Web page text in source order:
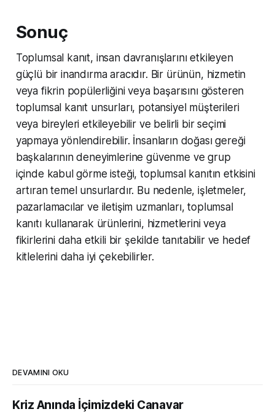
Sonuç
Toplumsal kanıt, insan davranışlarını etkileyen
güçlü bir inandırma aracıdır. Bir ürünün, hizmetin
veya fikrin popülerliğini veya başarısını gösteren
toplumsal kanıt unsurları, potansiyel müşterileri
veya bireyleri etkileyebilir ve belirli bir seçimi
yapmaya yönlendirebilir. İnsanların doğası gereği
başkalarının deneyimlerine güvenme ve grup
içinde kabul görme isteği, toplumsal kanıtın etkisini
artıran temel unsurlardır. Bu nedenle, işletmeler,
pazarlamacılar ve iletişim uzmanları, toplumsal
kanıtı kullanarak ürünlerini, hizmetlerini veya
fikirlerini daha etkili bir şekilde tanıtabilir ve hedef
kitlelerini daha iyi çekebilirler.
DEVAMINI OKU
Kriz Anında İçimizdeki Canavar